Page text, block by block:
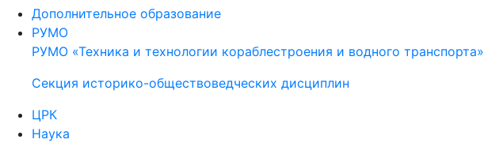
Дополнительное образование
РУМО
РУМО «Техника и технологии кораблестроения и водного транспорта»
Секция историко-обществоведческих дисциплин
ЦРК
Наука